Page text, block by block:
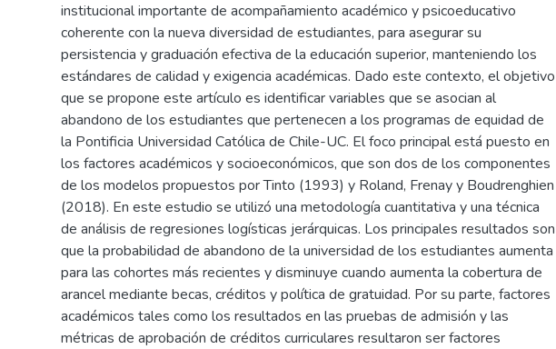
institucional importante de acompañamiento académico y psicoeducativo
coherente con la nueva diversidad de estudiantes, para asegurar su
persistencia y graduación efectiva de la educación superior, manteniendo los
estándares de calidad y exigencia académicas. Dado este contexto, el objetivo
que se propone este artículo es identificar variables que se asocian al
abandono de los estudiantes que pertenecen a los programas de equidad de
la Pontificia Universidad Católica de Chile-UC. El foco principal está puesto en
los factores académicos y socioeconómicos, que son dos de los componentes
de los modelos propuestos por Tinto (1993) y Roland, Frenay y Boudrenghien
(2018). En este estudio se utilizó una metodología cuantitativa y una técnica
de análisis de regresiones logísticas jerárquicas. Los principales resultados son
que la probabilidad de abandono de la universidad de los estudiantes aumenta
para las cohortes más recientes y disminuye cuando aumenta la cobertura de
arancel mediante becas, créditos y política de gratuidad. Por su parte, factores
académicos tales como los resultados en las pruebas de admisión y las
métricas de aprobación de créditos curriculares resultaron ser factores